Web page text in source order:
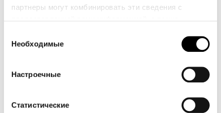
партнеры могут комбинировать эти сведения с
вами их сервисов.
согласия
Необходимые
Настроечные
Статистические
225 - Nuage 228 - Nuage